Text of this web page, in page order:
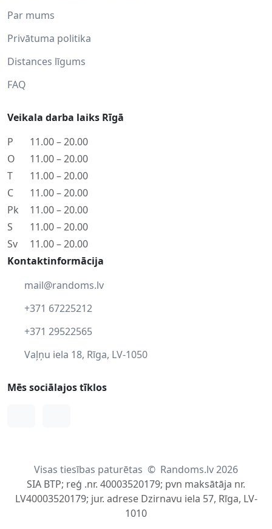
Par mums
Privātuma politika
Distances līgums
FAQ
Veikala darba laiks Rīgā
P
11.00 – 20.00
O
11.00 – 20.00
T
11.00 – 20.00
C
11.00 – 20.00
Pk
11.00 – 20.00
S
11.00 – 20.00
Sv
11.00 – 20.00
Kontaktinformācija
mail@randoms.lv
+371 67225212
+371 29522565
Vaļņu iela 18, Rīga, LV-1050
Mēs sociālajos tīklos
Visas tiesības paturētas © Randoms.lv 2026
SIA BTP; reģ .nr. 40003520179; pvn maksātāja nr.
LV40003520179; jur. adrese Dzirnavu iela 57, Rīga, LV-
1010